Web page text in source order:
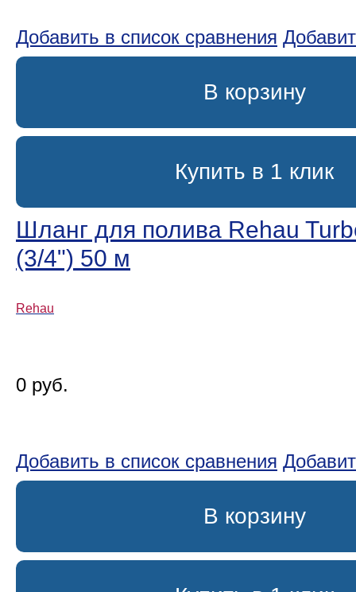
Добавить в список сравнения
В корзину
Купить в 1 клик
Шланг для полива Rehau
(3/4ʺ) 50 м
Rehau
0 руб.
Добавить в список сравнения
В корзину